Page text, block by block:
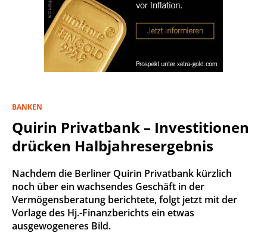
BANKEN
Quirin Privatbank – Investitionen
drücken Halbjahresergebnis
Nachdem die Berliner Quirin Privatbank kürzlich
noch über ein wachsendes Geschäft in der
Vermögensberatung berichtete, folgt jetzt mit der
Vorlage des Hj.-Finanzberichts ein etwas
ausgewogeneres Bild.